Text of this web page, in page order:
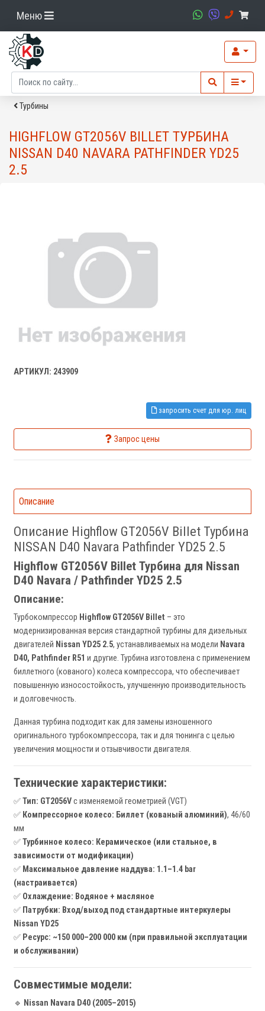
Меню
Турбины
HIGHFLOW GT2056V BILLET ТУРБИНА
NISSAN D40 NAVARA PATHFINDER YD25
2.5
АРТИКУЛ: 243909
запросить счет для юр. лиц
Запрос цены
Описание
Описание Highflow GT2056V Billet Турбина
NISSAN D40 Navara Pathfinder YD25 2.5
Highflow GT2056V Billet Турбина для Nissan
D40 Navara / Pathfinder YD25 2.5
Описание:
Турбокомпрессор Highflow GT2056V Billet – это
модернизированная версия стандартной турбины для дизельных
двигателей Nissan YD25 2.5, устанавливаемых на модели Navara
D40, Pathfinder R51 и другие. Турбина изготовлена с применением
биллетного (кованого) колеса компрессора, что обеспечивает
повышенную износостойкость, улучшенную производительность
и долговечность.
Данная турбина подходит как для замены изношенного
оригинального турбокомпрессора, так и для тюнинга с целью
увеличения мощности и отзывчивости двигателя.
Технические характеристики:
✅Тип: GT2056Vс изменяемой геометрией (VGT)
✅ Компрессорное колесо: Биллет (кованый алюминий), 46/60
мм
✅Турбинное колесо: Керамическое (или стальное, в
зависимости от модификации)
✅ Максимальное давление наддува: 1.1–1.4 bar
(настраивается)
✅ Охлаждение: Водяное + масляное
✅ Патрубки: Вход/выход под стандартные интеркулеры
Nissan YD25
✅ Ресурс: ~150 000–200 000 км (при правильной эксплуатации
и обслуживании)
Совместимые модели:
🔹 Nissan Navara D40 (2005–2015)